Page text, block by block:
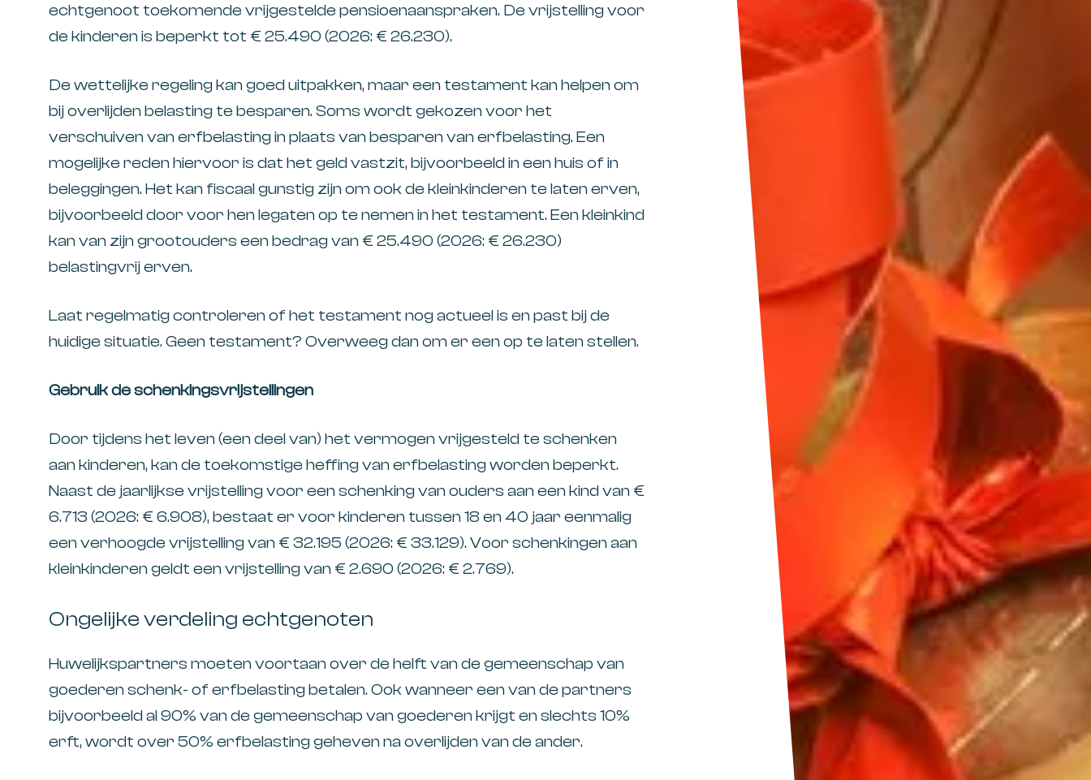
echtgenoot toekomende vrijgestelde pensioenaanspraken. De vrijstelling voor
de kinderen is beperkt tot € 25.490 (2026: € 26.230).
De wettelijke regeling kan goed uitpakken, maar een testament kan helpen om
bij overlijden belasting te besparen. Soms wordt gekozen voor het
verschuiven van erfbelasting in plaats van besparen van erfbelasting. Een
mogelijke reden hiervoor is dat het geld vastzit, bijvoorbeeld in een huis of in
beleggingen. Het kan fiscaal gunstig zijn om ook de kleinkinderen te laten erven,
bijvoorbeeld door voor hen legaten op te nemen in het testament. Een kleinkind
kan van zijn grootouders een bedrag van € 25.490 (2026: € 26.230)
belastingvrij erven.
Laat regelmatig controleren of het testament nog actueel is en past bij de
huidige situatie. Geen testament? Overweeg dan om er een op te laten stellen.
Gebruik de schenkingsvrijstellingen
Door tijdens het leven (een deel van) het vermogen vrijgesteld te schenken
aan kinderen, kan de toekomstige heffing van erfbelasting worden beperkt.
Naast de jaarlijkse vrijstelling voor een schenking van ouders aan een kind van €
6.713 (2026: € 6.908), bestaat er voor kinderen tussen 18 en 40 jaar eenmalig
een verhoogde vrijstelling van € 32.195 (2026: € 33.129). Voor schenkingen aan
kleinkinderen geldt een vrijstelling van € 2.690 (2026: € 2.769).
Ongelijke verdeling echtgenoten
Huwelijkspartners moeten voortaan over de helft van de gemeenschap van
goederen schenk- of erfbelasting betalen. Ook wanneer een van de partners
bijvoorbeeld al 90% van de gemeenschap van goederen krijgt en slechts 10%
erft, wordt over 50% erfbelasting geheven na overlijden van de ander.